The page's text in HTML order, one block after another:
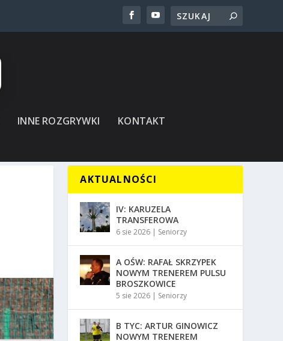
INNE ROZGRYWKI KONTAKT
AKTUALNOŚCI
IV: KARUZELA
TRANSFEROWA
6 sie 2026 | Seniorzy
A OŚW: RAFAŁ SKRZYPEK
NOWYM TRENEREM PULSU
BROSZKOWICE
5 sie 2026 | Seniorzy
B TYC: ARTUR GINOWICZ
NOWYM TRENEREM